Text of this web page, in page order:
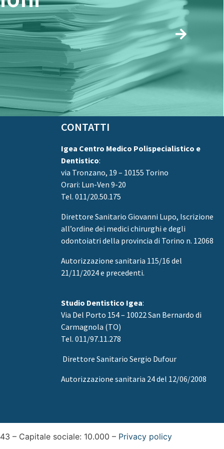
CONTATTI
Igea Centro Medico Polispecialistico e
Dentistico:
via Tronzano, 19 – 10155 Torino
Orari: Lun-Ven 9-20
Tel. 011/20.50.175
Direttore Sanitario Giovanni Lupo, Iscrizione
all’ordine dei medici chirurghi e degli
odontoiatri della provincia di Torino n. 12068
Autorizzazione sanitaria 115/16 del
21/11/2024 e precedenti.
Studio Dentistico Igea:
Via Del Porto 154 – 10022 San Bernardo di
Carmagnola (TO)
Tel. 011/97.11.278
Direttore Sanitario Sergio Dufour
Autorizzazione sanitaria 24 del 12/06/2008
– Capitale sociale: 10.000 – Privacy policy